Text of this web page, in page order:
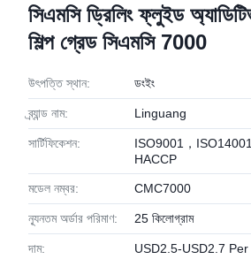
সিএমসি ড্রিলিং ফ্লুইড
শিল্প গ্রেড সিএমসি 7000
উৎপত্তি স্থান: ডংইং
ব্র্যান্ড নাম: Linguang
সার্টিফিকেশন:
ISO9001，
HACCP
মডেল নম্বর: CMC7000
ন্যূনতম অর্ডার পরিমাণ: 25 কিলোগ্রাম
দাম: USD2.5-USD2.7